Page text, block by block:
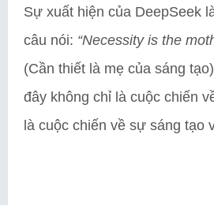
Sự xuất hiện của DeepSeek
câu nói: “Necessity is the
(Cần thiết là mẹ của sáng
đây không chỉ là cuộc chiến
là cuộc chiến về sự sáng tạo